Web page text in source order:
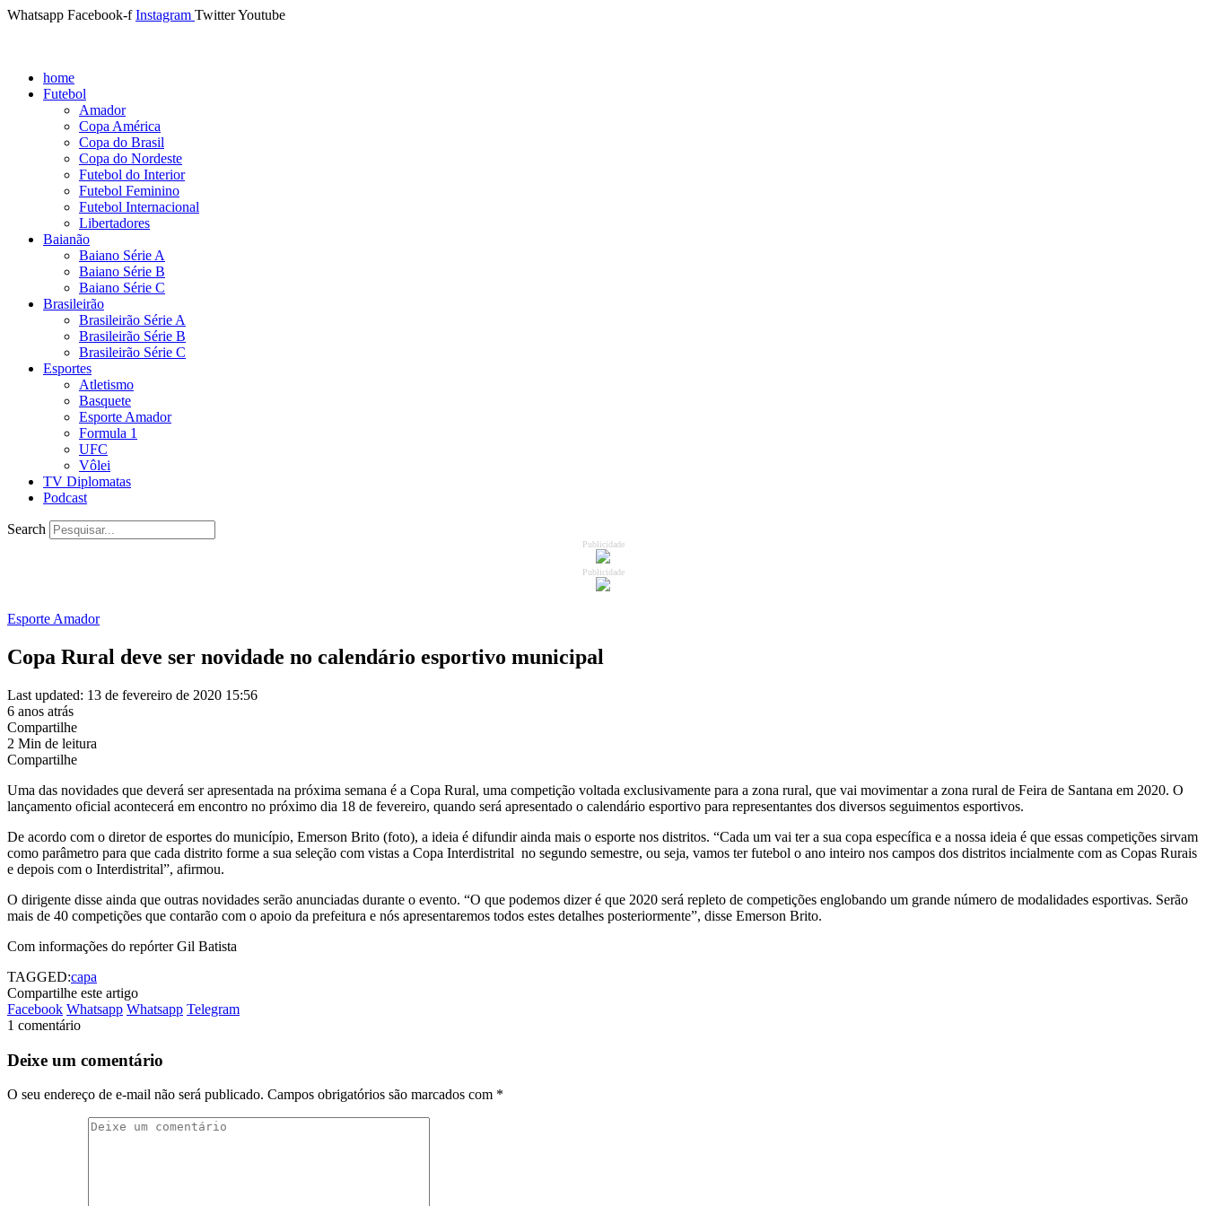
Whatsapp Facebook-f Instagram TwitterYoutube
home
Futebol
Amador
Copa América
Copa do Brasil
Copa do Nordeste
Futebol do Interior
Futebol Feminino
Futebol Internacional
Libertadores
Baianão
Baiano Série A
Baiano Série B
Baiano Série C
Brasileirão
Brasileirão Série A
Brasileirão Série B
Brasileirão Série C
Esportes
Atletismo
Basquete
Esporte Amador
Formula 1
UFC
Vôlei
TV Diplomatas
Podcast
Search
Publicidade
Publicidade
Esporte Amador
Copa Rural deve ser novidade no calendário esportivo municipal
Last updated: 13 de fevereiro de 2020 15:56
6 anos atrás
Compartilhe
2 Min de leitura
Compartilhe
Uma das novidades que deverá ser apresentada na próxima semana é a Copa Rural, uma competição voltada exclusivamente para a zona rural, que vai movimentar a zona rural de Feira de Santana em 2020. O
lançamento oficial acontecerá em encontro no próximo dia 18 de fevereiro, quando será apresentado o calendário esportivo para representantes dos diversos seguimentos esportivos.
De acordo com o diretor de esportes do município, Emerson Brito (foto), a ideia é difundir ainda mais o esporte nos distritos. “Cada um vai ter a sua copa específica e a nossa ideia é que essas competições sirvam
como parâmetro para que cada distrito forme a sua seleção com vistas a Copa Interdistrital no segundo semestre, ou seja, vamos ter futebol o ano inteiro nos campos dos distritos incialmente com as Copas Rurais
e depois com o Interdistrital”, afirmou.
O dirigente disse ainda que outras novidades serão anunciadas durante o evento. “O que podemos dizer é que 2020 será repleto de competições englobando um grande número de modalidades esportivas. Serão
mais de 40 competições que contarão com o apoio da prefeitura e nós apresentaremos todos estes detalhes posteriormente”, disse Emerson Brito.
Com informações do repórter Gil Batista
TAGGED:capa
Compartilhe este artigo
Facebook Whatsapp Whatsapp Telegram
1 comentário
Deixe um comentário
O seu endereço de e-mail não será publicado. Campos obrigatórios são marcados com *